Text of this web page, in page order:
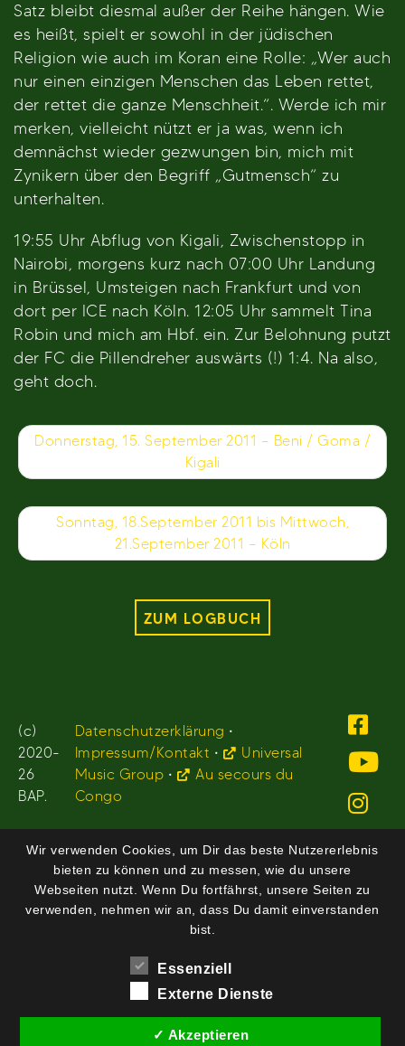
Satz bleibt diesmal außer der Reihe hängen. Wie
es heißt, spielt er sowohl in der jüdischen
Religion wie auch im Koran eine Rolle: „Wer auch
nur einen einzigen Menschen das Leben rettet,
der rettet die ganze Menschheit.“. Werde ich mir
merken, vielleicht nützt er ja was, wenn ich
demnächst wieder gezwungen bin, mich mit
Zynikern über den Begriff „Gutmensch“ zu
unterhalten.
19:55 Uhr Abflug von Kigali, Zwischenstopp in
Nairobi, morgens kurz nach 07:00 Uhr Landung
in Brüssel, Umsteigen nach Frankfurt und von
dort per ICE nach Köln. 12:05 Uhr sammelt Tina
Robin und mich am Hbf. ein. Zur Belohnung putzt
der FC die Pillendreher auswärts (!) 1:4. Na also,
geht doch.
Beitragsnavigation
Donnerstag, 15. September 2011 – Beni / Goma /
Kigali
Sonntag, 18.September 2011 bis Mittwoch,
21.September 2011 – Köln
ZUM LOGBUCH
(c)
2020-
26
BAP.
Datenschutzerklärung •
Impressum/Kontakt •
Universal
Music Group •
Au secours du
Congo
Wir verwenden Cookies, um Dir das beste Nutzererlebnis
bieten zu können und zu messen, wie du unsere
Webseiten nutzt. Wenn Du fortfährst, unsere Seiten zu
verwenden, nehmen wir an, dass Du damit einverstanden
bist.
Essenziell
Externe Dienste
✓ Akzeptieren